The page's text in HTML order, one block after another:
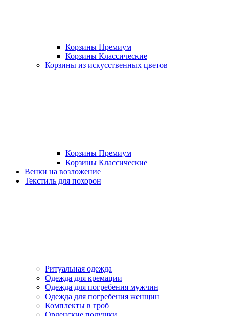
Корзины Премиум
Корзины Классические
Корзины из искусственных цветов
Корзины Премиум
Корзины Классические
Венки на возложение
Текстиль для похорон
Ритуальная одежда
Одежда для кремации
Одежда для погребения мужчин
Одежда для погребения женщин
Комплекты в гроб